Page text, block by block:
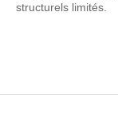
structurels limités.